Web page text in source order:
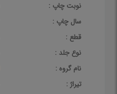
نوبت چاپ :
سال چاپ :
قطع :
نوع جلد :
نام گروه :
تیراژ :